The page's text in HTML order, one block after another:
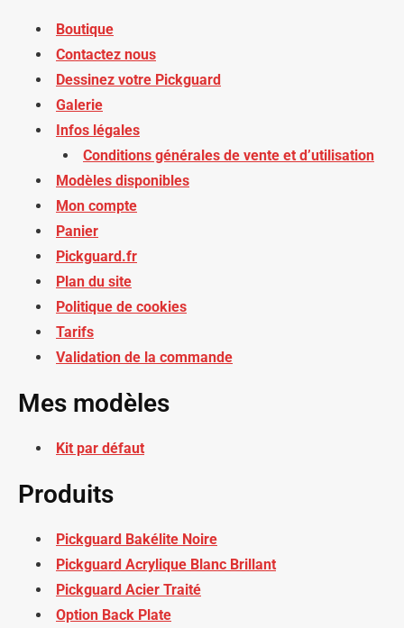
Boutique
Contactez nous
Dessinez votre Pickguard
Galerie
Infos légales
Conditions générales de vente et d’utilisation
Modèles disponibles
Mon compte
Panier
Pickguard.fr
Plan du site
Politique de cookies
Tarifs
Validation de la commande
Mes modèles
Kit par défaut
Produits
Pickguard Bakélite Noire
Pickguard Acrylique Blanc Brillant
Pickguard Acier Traité
Option Back Plate